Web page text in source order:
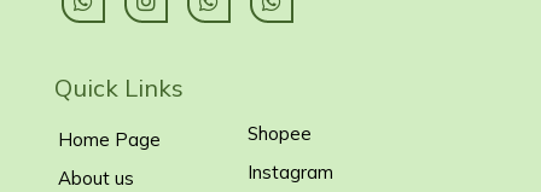
Quick Links
Home Page
About us
Shopee
Instagram